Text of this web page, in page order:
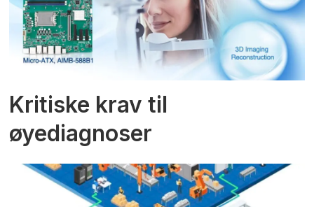
Kritiske krav til
øyediagnoser